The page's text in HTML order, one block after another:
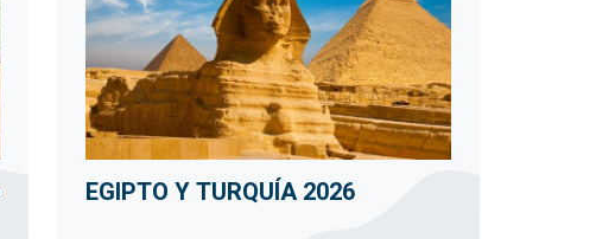
EGIPTO Y TURQUÍA 2026